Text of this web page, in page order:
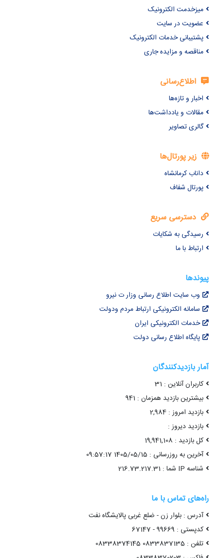
میزخدمت الکترونیک
عضویت در سایت
پشتیبانی خدمات الکترونیک
مناقصه و مزایده جاری
اطلاع‌رسانی
اخبار و تازه‌ها
مقالات و یادداشت‌ها
گالری تصاویر
زیر پورتال‌ها
داناب کرمانشاه
پورتال شفاف
دسترسی سریع
رسیدگی به شکایات
ارتباط با ما
پیوندها
وب سایت اطلاع رسانی وزار ت نیرو
سامانه الکترونیکی ارتباط مردم ودولت
خدمات الکترونیکی ایران
پایگاه اطلاع رسانی دولت
آمار بازدیدکنندگان
کاربران آنلاین : 31
بیشترین بازدید همزمان : 941
بازدید امروز : 2,984
بازدید دیروز :
کل بازدید : 19,941,108
آخرین به روزرسانی : 1405/05/15 09:57:17
شناسه IP شما : 216.73.217.31
راه‌های تماس با ما
آدرس : بلوار زن - ضلع غربی پالایشگاه نفت
کدپستی : 99669 - 67147
تلفن : 0833837135 08338374145